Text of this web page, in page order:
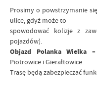
Prosimy o powstrzymanie
ulice, gdyż może to
spowodować kolizje z
pojazdów).
Objazd Polanka Wielka –
Piotrowice i Gierałtowice.
Trasę będą zabezpieczać